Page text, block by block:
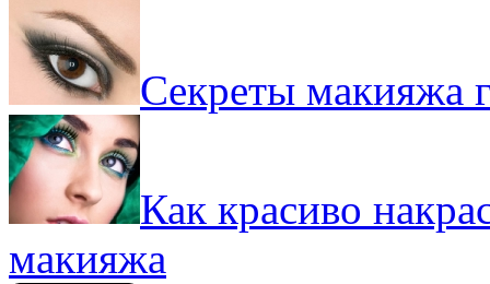
Секреты макияжа
Как красиво
макияжа